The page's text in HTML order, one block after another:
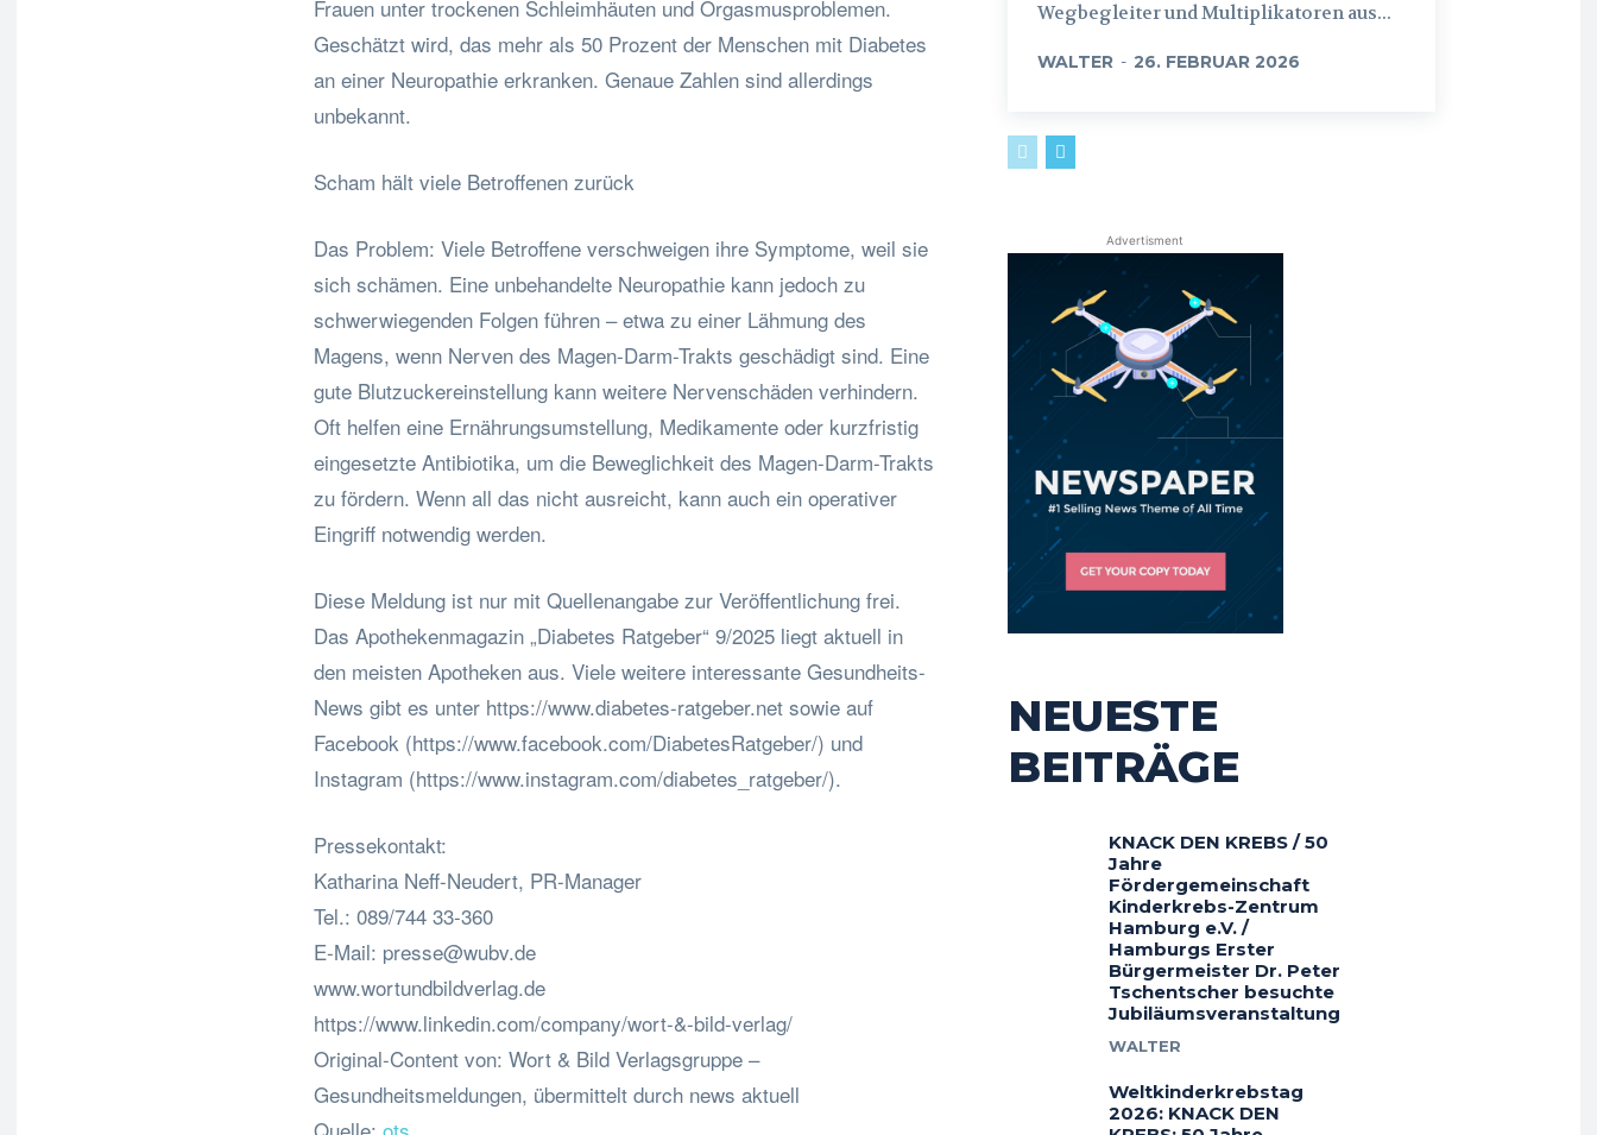
Frauen unter trockenen Schleimhäuten und Orgasmusproblemen.
Geschätzt wird, das mehr als 50 Prozent der Menschen mit Diabetes
an einer Neuropathie erkranken. Genaue Zahlen sind allerdings
unbekannt.
Scham hält viele Betroffenen zurück
Das Problem: Viele Betroffene verschweigen ihre Symptome, weil sie
sich schämen. Eine unbehandelte Neuropathie kann jedoch zu
schwerwiegenden Folgen führen – etwa zu einer Lähmung des
Magens, wenn Nerven des Magen-Darm-Trakts geschädigt sind. Eine
gute Blutzuckereinstellung kann weitere Nervenschäden verhindern.
Oft helfen eine Ernährungsumstellung, Medikamente oder kurzfristig
eingesetzte Antibiotika, um die Beweglichkeit des Magen-Darm-Trakts
zu fördern. Wenn all das nicht ausreicht, kann auch ein operativer
Eingriff notwendig werden.
Diese Meldung ist nur mit Quellenangabe zur Veröffentlichung frei.
Das Apothekenmagazin „Diabetes Ratgeber“ 9/2025 liegt aktuell in
den meisten Apotheken aus. Viele weitere interessante Gesundheits-
News gibt es unter https://www.diabetes-ratgeber.net sowie auf
Facebook (https://www.facebook.com/DiabetesRatgeber/) und
Instagram (https://www.instagram.com/diabetes_ratgeber/).
Pressekontakt:
Katharina Neff-Neudert, PR-Manager
Tel.: 089/744 33-360
E-Mail: presse@wubv.de
www.wortundbildverlag.de
https://www.linkedin.com/company/wort-&-bild-verlag/
Original-Content von: Wort & Bild Verlagsgruppe –
Gesundheitsmeldungen, übermittelt durch news aktuell
Wegbegleiter und Multiplikatoren aus...
WALTER - 26. FEBRUAR 2026
Advertisment
NEUESTE
BEITRÄGE
KNACK DEN KREBS / 50
Jahre
Fördergemeinschaft
Kinderkrebs-Zentrum
Hamburg e.V. /
Hamburgs Erster
Bürgermeister Dr. Peter
Tschentscher besuchte
Jubiläumsveranstaltung
WALTER
Weltkinderkrebstag
2026: KNACK DEN